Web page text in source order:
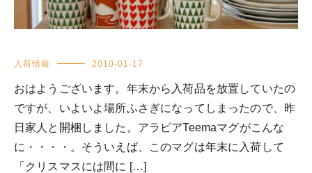
入荷情報 2010-01-17
おはようございます。年末から入荷品を放置していたの
ですが、いよいよ場所ふさぎになってしまったので、昨
日家人と開梱しました。アラビアTeemaマグがこんな
に・・・・。そういえば、このマグは年末に入荷して
「クリスマスには間に […]